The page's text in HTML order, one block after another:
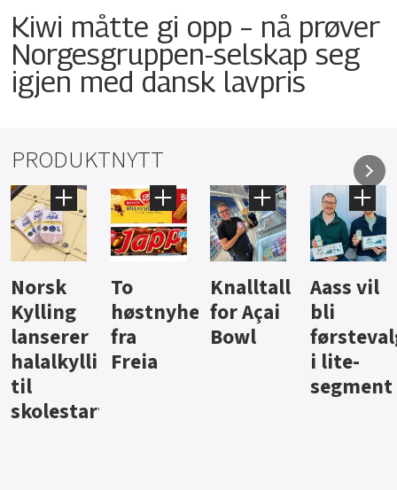
Kiwi måtte gi opp – nå prøver
Norgesgruppen-selskap seg
igjen med dansk lavpris
PRODUKTNYTT
Knalltall
for Açai
Bowl
Aass vil
bli
førstevalg
i lite-
Brus og
jus fra
Berentsen
Hard
iste fra
Hansa